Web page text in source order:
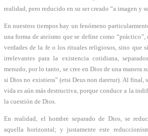
realidad, pero reducido en su ser creado “a imagen y
En nuestros tiempos hay un fenómeno
una forma de ateísmo que se define como
verdades de la fe o los rituales religiosos, sino que
irrelevantes para la existencia cotidiana,
menudo, por lo tanto, se cree en Dios de una manera
si Dios no existiera” (etsi Deus non daretur). Al final,
vida es aún más destructiva, porque conduce a la
la cuestión de Dios.
En realidad, el hombre separado de Dios, se
aquella horizontal; y justamente este